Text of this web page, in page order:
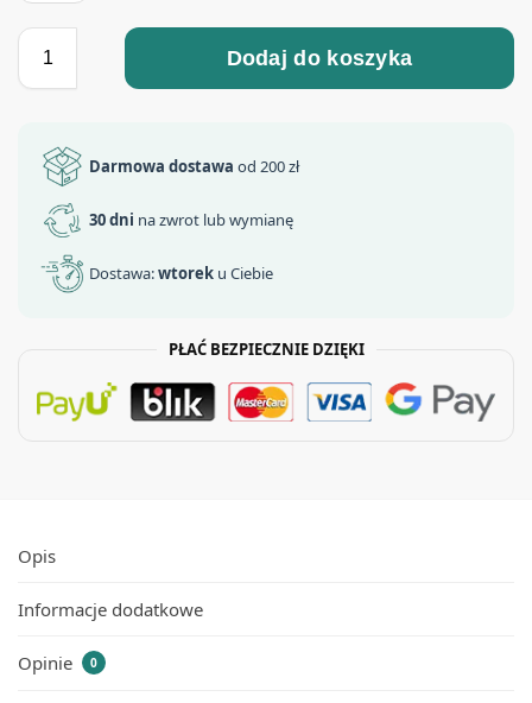
Dodaj do koszyka
Darmowa dostawa od 200 zł
30 dni na zwrot lub wymianę
Dostawa:wtorek u Ciebie
PŁAĆ BEZPIECZNIE DZIĘKI
Opis
Informacje dodatkowe
Opinie 0